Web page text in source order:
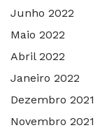
Junho 2022
Maio 2022
Abril 2022
Janeiro 2022
Dezembro 2021
Novembro 2021